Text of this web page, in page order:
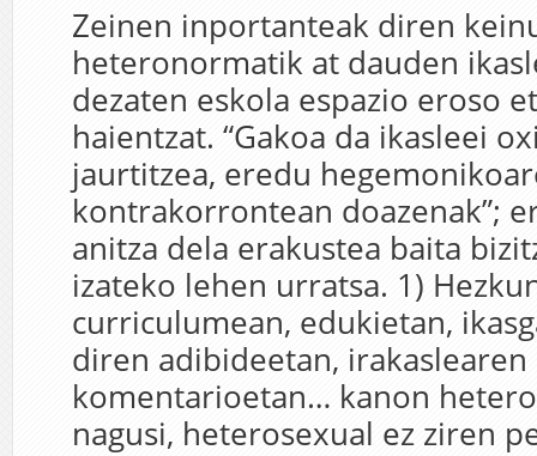
Zeinen inportanteak diren
heteronormatik at dauden
dezaten eskola espazio eroso
haientzat. “Gakoa da ikasleei
jaurtitzea, eredu
kontrakorrontean doazenak”;
anitza dela erakustea baita
izateko lehen urratsa. 1)
curriculumean, edukietan,
diren adibideetan, irakaslearen
komentarioetan… kanon
nagusi, heterosexual ez ziren